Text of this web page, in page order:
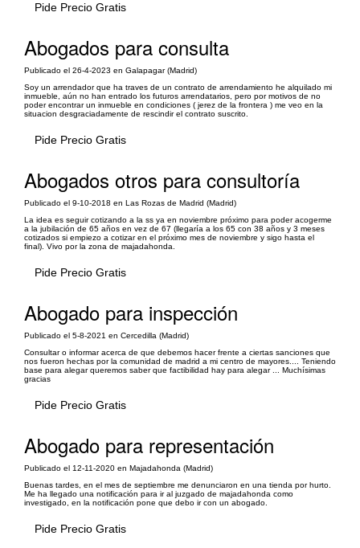
Pide Precio Gratis
Abogados para consulta
Publicado el 26-4-2023 en Galapagar (Madrid)
Soy un arrendador que ha traves de un contrato de arrendamiento he alquilado mi
inmueble, aún no han entrado los futuros arrendatarios, pero por motivos de no
poder encontrar un inmueble en condiciones ( jerez de la frontera ) me veo en la
situacion desgraciadamente de rescindir el contrato suscrito.
Pide Precio Gratis
Abogados otros para consultoría
Publicado el 9-10-2018 en Las Rozas de Madrid (Madrid)
La idea es seguir cotizando a la ss ya en noviembre próximo para poder acogerme
a la jubilación de 65 años en vez de 67 (llegaría a los 65 con 38 años y 3 meses
cotizados si empiezo a cotizar en el próximo mes de noviembre y sigo hasta el
final). Vivo por la zona de majadahonda.
Pide Precio Gratis
Abogado para inspección
Publicado el 5-8-2021 en Cercedilla (Madrid)
Consultar o informar acerca de que debemos hacer frente a ciertas sanciones que
nos fueron hechas por la comunidad de madrid a mi centro de mayores.... Teniendo
base para alegar queremos saber que factibilidad hay para alegar ... Muchísimas
gracias
Pide Precio Gratis
Abogado para representación
Publicado el 12-11-2020 en Majadahonda (Madrid)
Buenas tardes, en el mes de septiembre me denunciaron en una tienda por hurto.
Me ha llegado una notificación para ir al juzgado de majadahonda como
investigado, en la notificación pone que debo ir con un abogado.
Pide Precio Gratis